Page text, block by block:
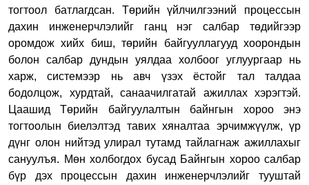
тогтоол батлагдсан. Төрийн үйлчилгээний процессын
дахин инженерчлэлийг ганц нэг салбар төдийгээр
оромдож хийх биш, төрийн байгууллагууд хоорондын
болон салбар дундын уялдаа холбоог углуургаар нь
харж, системээр нь авч үзэх ёстойг тал талдаа
бодолцож, хурдтай, санаачилгатай ажиллах хэрэгтэй.
Цаашид Төрийн байгуулалтын байнгын хороо энэ
тогтоолын биелэлтэд тавих хяналтаа эрчимжүүлж, үр
дүнг олон нийтэд улирал тутамд тайлагнаж ажиллахыг
сануулъя. Мөн холбогдох бусад Байнгын хороо салбар
бүр дэх процессын дахин инженерчлэлийг тууштай